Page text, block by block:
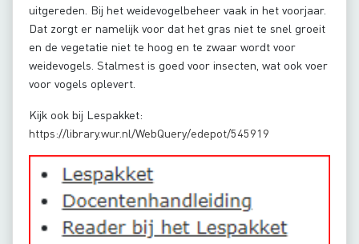
uitgereden. Bij het weidevogelbeheer vaak in het voorjaar.
Dat zorgt er namelijk voor dat het gras niet te snel groeit
en de vegetatie niet te hoog en te zwaar wordt voor
weidevogels. Stalmest is goed voor insecten, wat ook voer
voor vogels oplevert.
Kijk ook bij Lespakket:
https://library.wur.nl/WebQuery/edepot/545919